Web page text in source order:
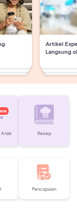
Artikel
Langsung
Resep
Pencapaian